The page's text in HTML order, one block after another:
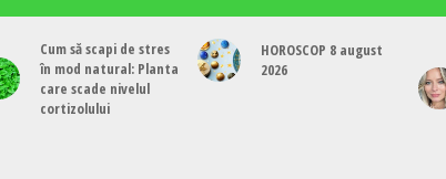
Cum să scapi de stres
în mod natural: Planta
care scade nivelul
cortizolului
HOROSCOP 8 august
2026